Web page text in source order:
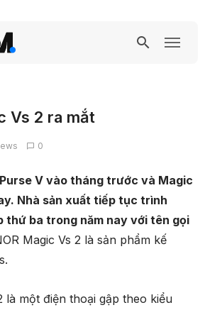
Vs 2 ra mắt
0
V vào tháng trước và Magic
Nhà sản xuất tiếp tục trình
thứ ba trong năm nay với tên gọi
Magic Vs 2 là sản phẩm kế
là một điện thoại gập theo kiểu